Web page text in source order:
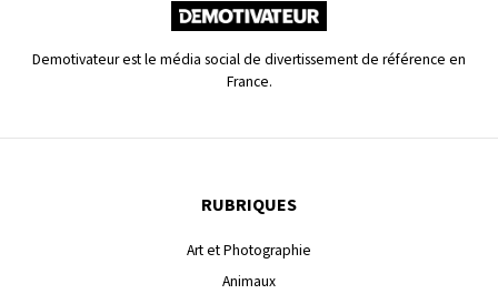
Demotivateur est le média social de divertissement de référence en
France.
RUBRIQUES
Art et Photographie
Animaux